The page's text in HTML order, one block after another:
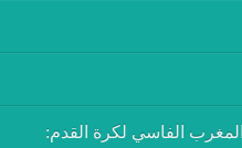
الفاسي لكرة القدم: